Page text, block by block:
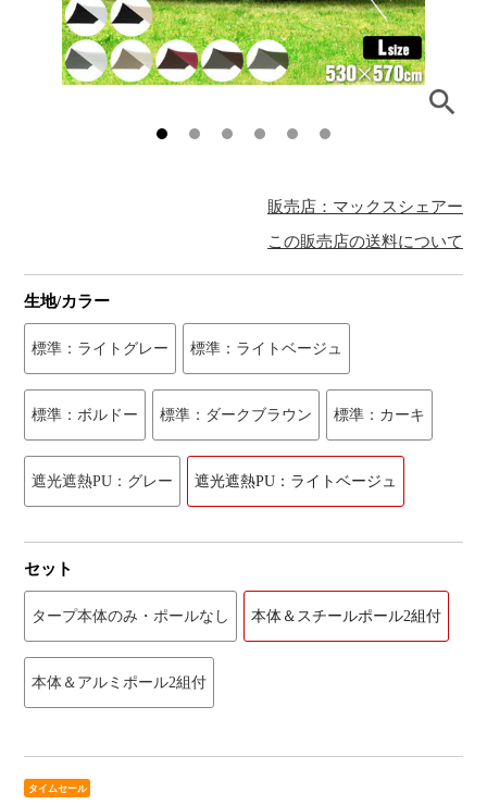
販売店：マックスシェアー
この販売店の送料について
生地/カラー
標準：ライトグレー 標準：ライトベージュ
標準：ボルドー 標準：ダークブラウン 標準：カーキ
遮光遮熱PU：グレー 遮光遮熱PU：ライトベージュ
セット
タープ本体のみ・ポールなし 本体＆スチールポール2組付
本体＆アルミポール2組付
タイムセール